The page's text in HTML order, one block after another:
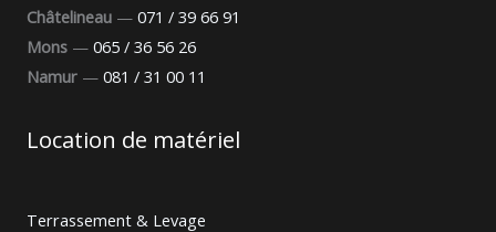
Châtelineau — 071 / 39 66 91
Mons — 065 / 36 56 26
Namur — 081 / 31 00 11
Location de matériel
Terrassement & Levage